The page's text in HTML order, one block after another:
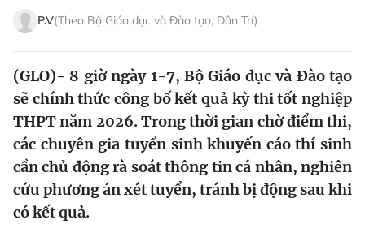
P.V(Theo Bộ Giáo dục và Đào tạo, Dân Trí)
(GLO)- 8 giờ ngày 1-7, Bộ Giáo dục và Đào tạo
sẽ chính thức công bố kết quả kỳ thi tốt nghiệp
THPT năm 2026. Trong thời gian chờ điểm thi,
các chuyên gia tuyển sinh khuyến cáo thí sinh
cần chủ động rà soát thông tin cá nhân, nghiên
cứu phương án xét tuyển, tránh bị động sau khi
có kết quả.